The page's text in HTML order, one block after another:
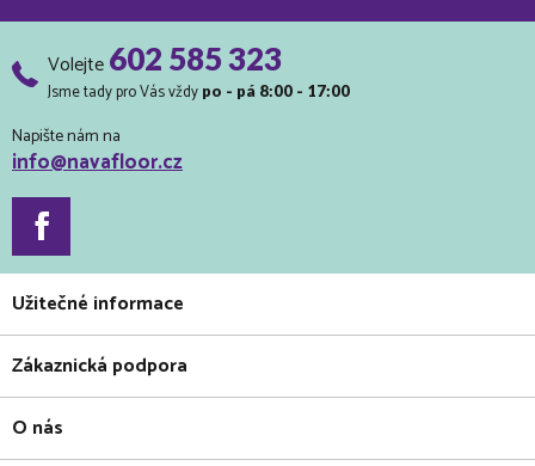
Volejte602 585 323
Jsme tady pro Vás vždy po - pá 8:00 - 17:00
Napište nám na
info@navafloor.cz
Užitečné informace
Zákaznická podpora
O nás